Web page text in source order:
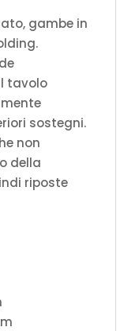
gambe in
tavolo
sostegni.
non
della
riposte